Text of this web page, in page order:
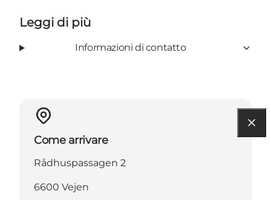
Leggi di più
Informazioni di contatto
Come arrivare
Rådhuspassagen 2
6600 Vejen